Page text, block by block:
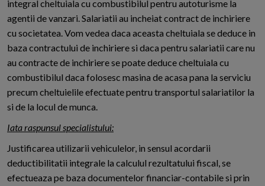
integral cheltuiala cu combustibilul pentru autoturisme la
agentii de vanzari. Salariatii au incheiat contract de inchiriere
cu societatea. Vom vedea daca aceasta cheltuiala se deduce in
baza contractului de inchiriere si daca pentru salariatii care nu
au contracte de inchiriere se poate deduce cheltuiala cu
combustibilul daca folosesc masina de acasa pana la serviciu
precum cheltuielile efectuate pentru transportul salariatilor la
si de la locul de munca.
Iata raspunsul specialistului:
Justificarea utilizarii vehiculelor, in sensul acordarii
deductibilitatii integrale la calculul rezultatului fiscal, se
efectueaza pe baza documentelor financiar-contabile si prin